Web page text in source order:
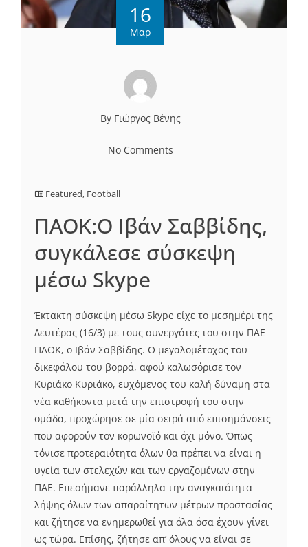
16
Μαρ
By Γιώργος Βένης
No Comments
Featured, Football
ΠΑΟΚ:O Iβάν Σαββίδης,
συγκάλεσε σύσκεψη
μέσω Skype
Έκτακτη σύσκεψη μέσω Skype είχε το μεσημέρι της
Δευτέρας (16/3) με τους συνεργάτες του στην ΠΑΕ
ΠΑΟΚ, ο Ιβάν Σαββίδης. Ο μεγαλομέτοχος του
δικεφάλου του βορρά, αφού καλωσόρισε τον
Κυριάκο Κυριάκο, ευχόμενος του καλή δύναμη στα
νέα καθήκοντα μετά την επιστροφή του στην
ομάδα, προχώρησε σε μία σειρά από επισημάνσεις
που αφορούν τον κορωνοϊό και όχι μόνο. Όπως
τόνισε προτεραιότητα όλων θα πρέπει να είναι η
υγεία των στελεχών και των εργαζομένων στην
ΠΑΕ. Επεσήμανε παράλληλα την αναγκαιότητα
λήψης όλων των απαραίτητων μέτρων προστασίας
και ζήτησε να ενημερωθεί για όλα όσα έχουν γίνει
ως τώρα. Επίσης, ζήτησε απ’ όλους να είναι σε